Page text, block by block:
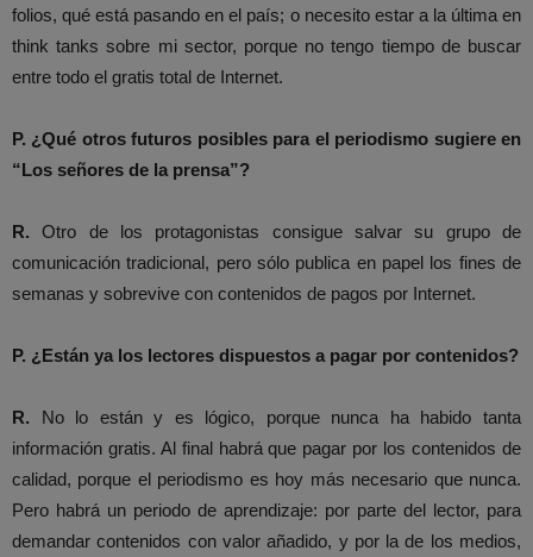
folios, qué está pasando en el país; o necesito estar a la última en
think tanks sobre mi sector, porque no tengo tiempo de buscar
entre todo el gratis total de Internet.
P. ¿Qué otros futuros posibles para el periodismo sugiere en
“Los señores de la prensa”?
R. Otro de los protagonistas consigue salvar su grupo de
comunicación tradicional, pero sólo publica en papel los fines de
semanas y sobrevive con contenidos de pagos por Internet.
P. ¿Están ya los lectores dispuestos a pagar por contenidos?
R. No lo están y es lógico, porque nunca ha habido tanta
información gratis. Al final habrá que pagar por los contenidos de
calidad, porque el periodismo es hoy más necesario que nunca.
Pero habrá un periodo de aprendizaje: por parte del lector, para
demandar contenidos con valor añadido, y por la de los medios,